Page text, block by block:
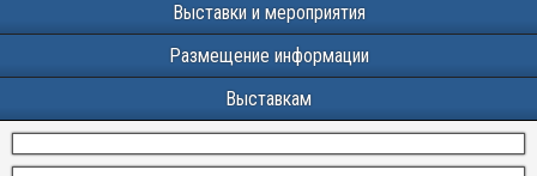
Выставки и мероприятия
Размещение информации
Выставкам